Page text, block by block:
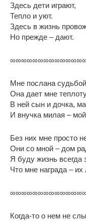
Здесь дети играют,
Тепло и уют.
Здесь в жизнь
Но прежде – дают.
Мне послана
Она дает мне
В ней сын и дочка,
И внучка милая –
Без них мне просто
Они со мной – дом
Я буду жизнь всегда
Что мне награда –
Когда-то о нем не